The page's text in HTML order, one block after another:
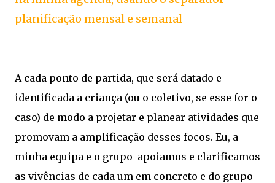
planificação mensal e semanal
A cada ponto de partida, que será datado e
identificada a criança (ou o coletivo, se esse for o
caso) de modo a projetar e planear atividades que
promovam a amplificação desses focos. Eu, a
minha equipa e o grupo apoiamos e clarificamos
as vivências de cada um em concreto e do grupo